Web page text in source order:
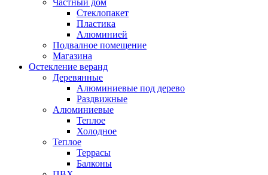
Частный дом
Стеклопакет
Пластика
Алюминией
Подвалное помещение
Магазина
Остекление веранд
Деревянные
Алюминиевые под дерево
Раздвижные
Алюминиевые
Теплое
Холодное
Теплое
Террасы
Балконы